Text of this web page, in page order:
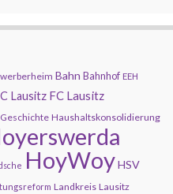
Bahn Bahnhof EEH
Lausitz FC Lausitz
Geschichte Haushaltskonsolidierung
HoyWoyHSV
Landkreis Lausitz